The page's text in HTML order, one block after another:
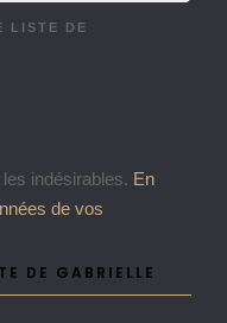
LISTE DE
indésirables. En
de vos
DE GABRIELLE